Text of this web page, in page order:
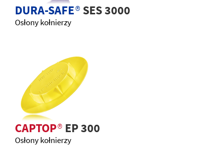
DURA-SAFE®SES 3000
Osłony kołnierzy
CAPTOP®EP 300
Osłony kołnierzy